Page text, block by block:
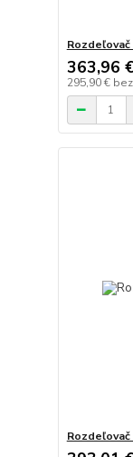
363,96
295,90 €